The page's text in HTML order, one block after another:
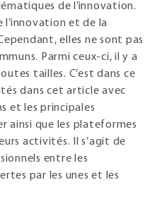
de l’innovation.
l’innovation et de la
elles ne sont pas
Parmi ceux-ci, il y a
tailles. C’est dans ce
dans cet article avec
et les principales
ainsi que les plateformes
activités. Il s’agit de
entre les
par les unes et les